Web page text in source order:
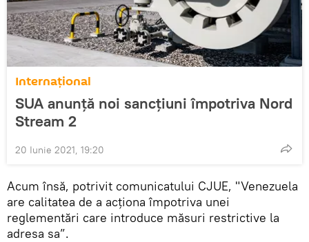
Internaţional
SUA anunță noi sancțiuni împotriva Nord
Stream 2
20 Iunie 2021, 19:20
Acum însă, potrivit comunicatului CJUE, "Venezuela
are calitatea de a acţiona împotriva unei
reglementări care introduce măsuri restrictive la
adresa sa”.